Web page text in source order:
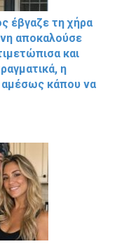
έβγαζε τη χήρα
αποκαλούσε
και
η
κάπου να